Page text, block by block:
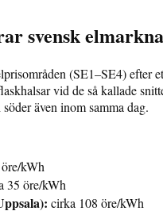
svensk
(SE1–SE4)
vid de så kallade
även inom samma dag.
kWh
35 öre/kWh
cirka 108 öre/kWh